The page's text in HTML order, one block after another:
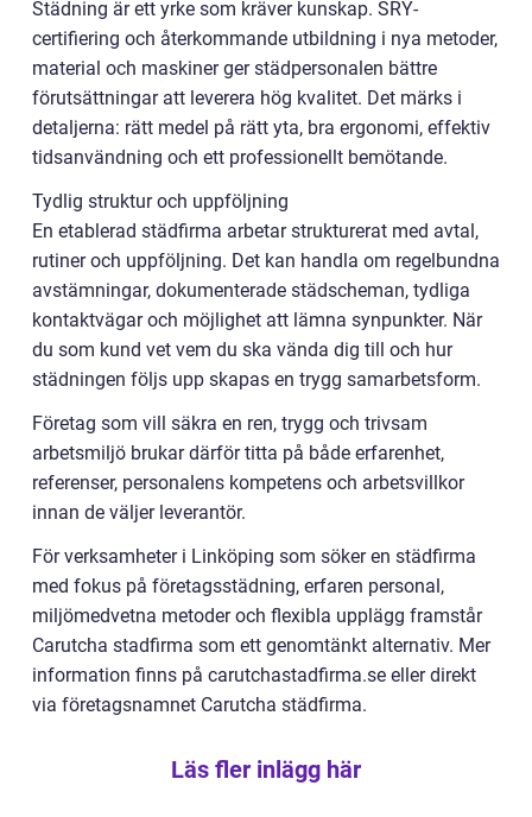
Städning är ett yrke som kräver kunskap. SRY-
certifiering och återkommande utbildning i nya metoder,
material och maskiner ger städpersonalen bättre
förutsättningar att leverera hög kvalitet. Det märks i
detaljerna: rätt medel på rätt yta, bra ergonomi, effektiv
tidsanvändning och ett professionellt bemötande.
Tydlig struktur och uppföljning
En etablerad städfirma arbetar strukturerat med avtal,
rutiner och uppföljning. Det kan handla om regelbundna
avstämningar, dokumenterade städscheman, tydliga
kontaktvägar och möjlighet att lämna synpunkter. När
du som kund vet vem du ska vända dig till och hur
städningen följs upp skapas en trygg samarbetsform.
Företag som vill säkra en ren, trygg och trivsam
arbetsmiljö brukar därför titta på både erfarenhet,
referenser, personalens kompetens och arbetsvillkor
innan de väljer leverantör.
För verksamheter i Linköping som söker en städfirma
med fokus på företagsstädning, erfaren personal,
miljömedvetna metoder och flexibla upplägg framstår
Carutcha stadfirma som ett genomtänkt alternativ. Mer
information finns på carutchastadfirma.se eller direkt
via företagsnamnet Carutcha städfirma.
Läs fler inlägg här